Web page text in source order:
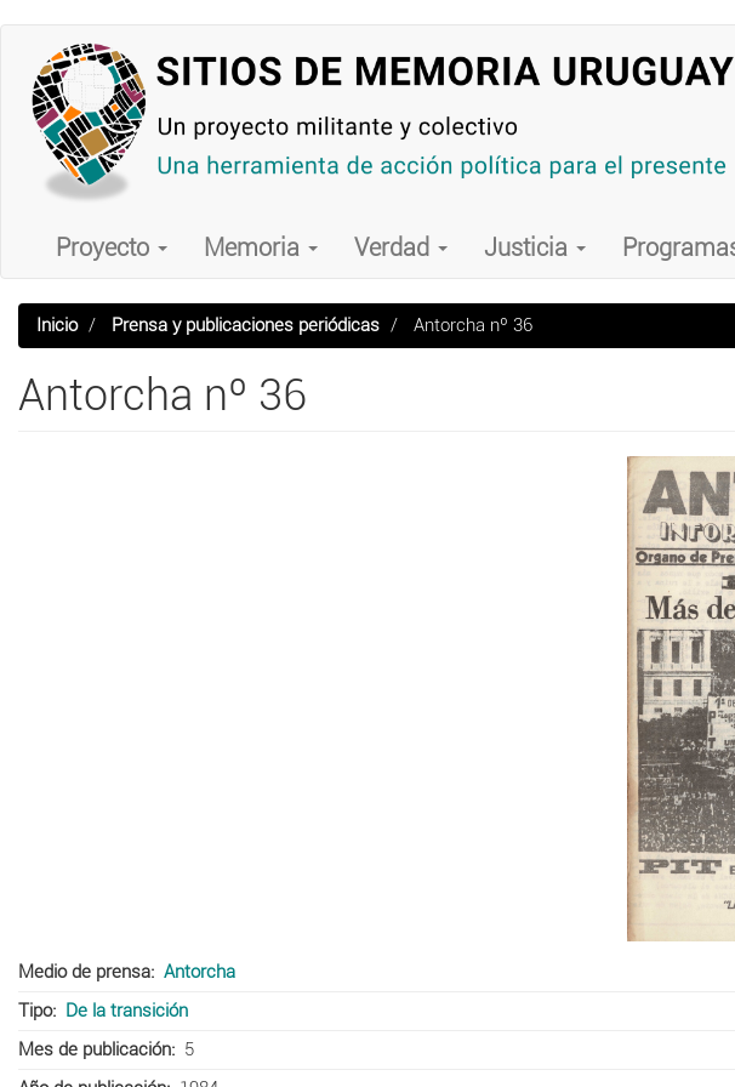
contenido
principal
Main
navigation
Proyecto Memoria Verdad Justicia
Inicio Prensa y publicaciones periódicas Antorcha nº 36
Antorcha nº 36
Medio de prensa
Antorcha
Tipo
De la transición
Mes de publicación
5